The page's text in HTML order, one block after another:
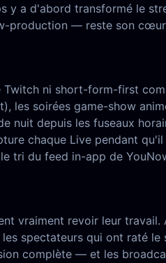
y a d'abord transformé le
— reste son
ni short-form-first
les soirées game-show
nuit depuis les fuseaux
chaque Live pendant
tri du feed in-app de
vraiment revoir leur
spectateurs qui ont raté
complète — et les